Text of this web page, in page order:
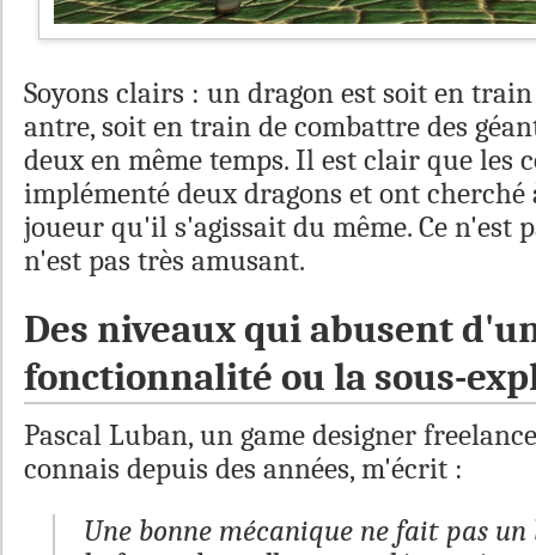
Soyons clairs : un dragon est soit en
antre, soit en train de combattre des
deux en même temps. Il est clair que les
implémenté deux dragons et ont
joueur qu'il s'agissait du même. Ce n'est
n'est pas très amusant.
Des niveaux qui abusent
fonctionnalité ou la sous-
Pascal Luban, un game designer
connais depuis des années, m'écrit :
Une bonne mécanique ne fait pas un